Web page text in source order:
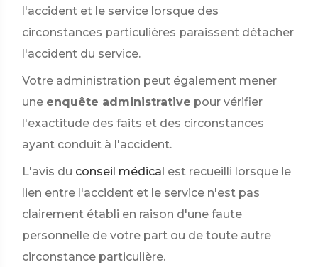
l'accident et le service lorsque des
circonstances particulières paraissent détacher
l'accident du service.
Votre administration peut également mener
une enquête administrative pour vérifier
l'exactitude des faits et des circonstances
ayant conduit à l'accident.
L'avis du conseil médical est recueilli lorsque le
lien entre l'accident et le service n'est pas
clairement établi en raison d'une faute
personnelle de votre part ou de toute autre
circonstance particulière.